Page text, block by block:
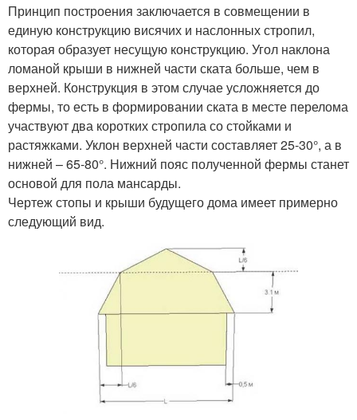
Принцип построения заключается в совмещении в
единую конструкцию висячих и наслонных стропил,
которая образует несущую конструкцию. Угол наклона
ломаной крыши в нижней части ската больше, чем в
верхней. Конструкция в этом случае усложняется до
фермы, то есть в формировании ската в месте перелома
участвуют два коротких стропила со стойками и
растяжками. Уклон верхней части составляет 25-30°, а в
нижней – 65-80°. Нижний пояс полученной фермы станет
основой для пола мансарды.
Чертеж стопы и крыши будущего дома имеет примерно
следующий вид.